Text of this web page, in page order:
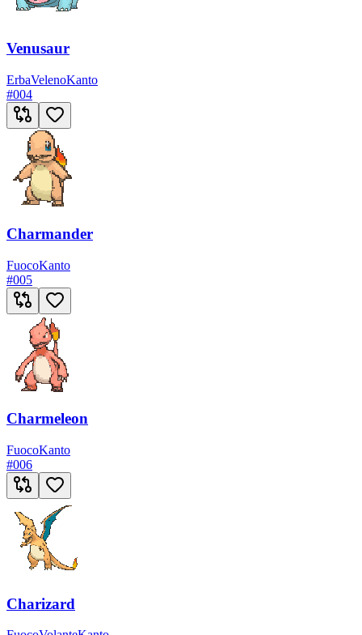
Venusaur
ErbaVelenoKanto
#004
Charmander
FuocoKanto
#005
Charmeleon
FuocoKanto
#006
Charizard